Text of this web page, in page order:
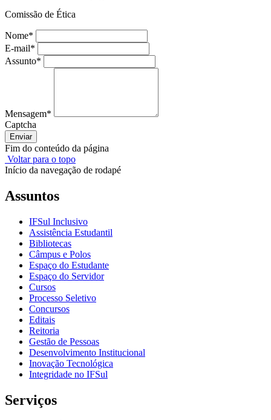
Comissão de Ética
Nome*
E-mail*
Assunto*
Mensagem*
Captcha
Enviar
Fim do conteúdo da página
Voltar para o topo
Início da navegação de rodapé
Assuntos
IFSul Inclusivo
Assistência Estudantil
Bibliotecas
Câmpus e Polos
Espaço do Estudante
Espaço do Servidor
Cursos
Processo Seletivo
Concursos
Editais
Reitoria
Gestão de Pessoas
Desenvolvimento Institucional
Inovação Tecnológica
Integridade no IFSul
Serviços